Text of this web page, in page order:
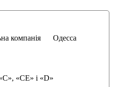
компанія
Одесса
«С», «СЕ» i «D»